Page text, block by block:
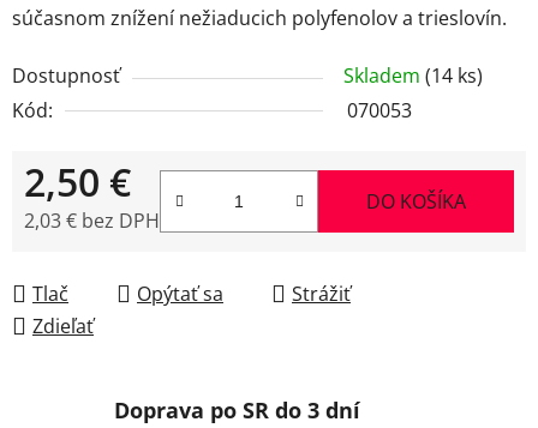
súčasnom znížení nežiaducich polyfenolov a trieslovín.
Dostupnosť Skladem (14 ks)
Kód:
070053
2,50 €
2,03 € bez DPH
DO KOŠÍKA
Tlač Opýtať sa
Strážiť
Zdieľať
Doprava po SR do 3 dní